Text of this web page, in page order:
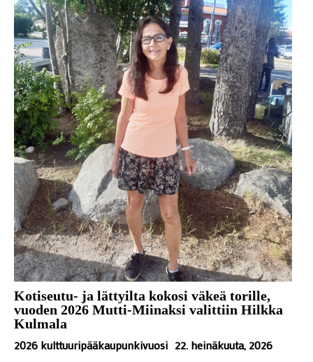
Kotiseutu- ja lättyilta kokosi väkeä torille,
vuoden 2026 Mutti-Miinaksi valittiin Hilkka
Kulmala
2026 kulttuuripääkaupunkivuosi 22. heinäkuuta, 2026